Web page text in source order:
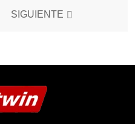
SIGUIENTE